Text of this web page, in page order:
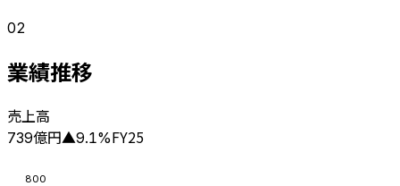
02
業績推移
売上高
739億円▲9.1%FY25
800